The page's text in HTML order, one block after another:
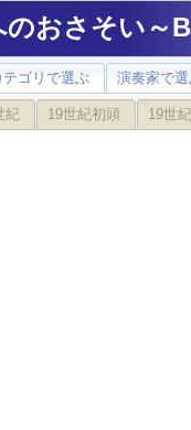
おさそい～
テゴリで選ぶ 演奏家で
紀 19世紀初頭 19世